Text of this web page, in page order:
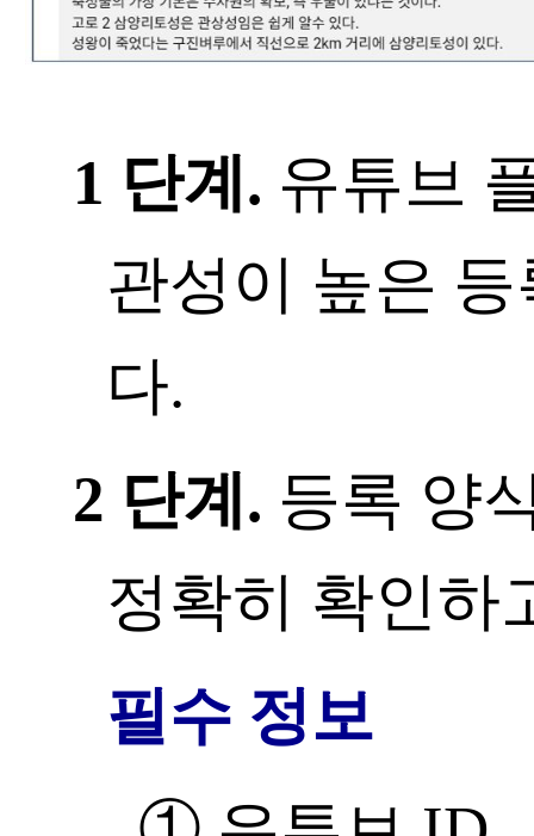
1 단계. 유튜브
관성이 높은
다.
2 단계. 등록 양
정확히 확인하
필수 정보